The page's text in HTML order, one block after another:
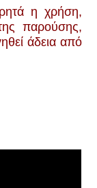
η χρήση,
παρούσης,
άδεια από